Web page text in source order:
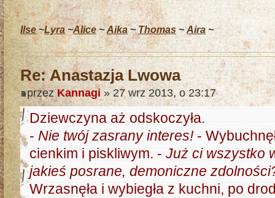
Ilse~Lyra~Alice~Aika~Thomas ~ Aira ~
Re: Anastazja Lwowa
przez Kannagi» 27 wrz 2013, o 23:17
Dziewczyna aż odskoczyła.
- Nie twój zasrany interes! -
cienkim i piskliwym. - Już ci wszystko
jakieś posrane, demoniczne
Wrzasnęła i wybiegła z kuchni, po